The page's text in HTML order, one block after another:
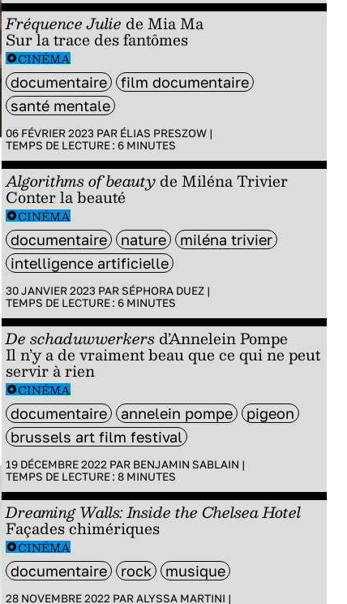
Fréquence Julie de Mia Ma
Sur la trace des fantômes
CINÉMA
documentaire
film documentaire
santé mentale
06 FÉVRIER 2023 PAR ÉLIAS PRESZOW|
TEMPS DE LECTURE : 6MINUTES
Algorithms of beautyde Miléna Trivier
Conter la beauté
CINÉMA
documentaire nature
miléna trivier
intelligence artificielle
30 JANVIER 2023 PAR SÉPHORA DUEZ|
TEMPS DE LECTURE : 6MINUTES
De schaduwwerkersd’Annelein Pompe
Il n’y a de vraiment beau que ce qui ne peut
servir à rien
CINÉMA
documentaire annelein pompe
pigeon
brussels art film festival
19 DÉCEMBRE 2022 PAR BENJAMIN SABLAIN |
TEMPS DE LECTURE : 8MINUTES
Dreaming Walls: Inside the Chelsea Hotel
Façades chimériques
CINÉMA
documentaire rock musique
28 NOVEMBRE 2022 PARALYSSA MARTINI |